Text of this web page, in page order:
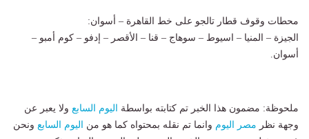
محطات وقوف قطار تالجو على خط القاهرة – أسوان:
الجيزة – المنيا – اسيوط – سوهاج – قنا – الأقصر – إدفو – كوم أمبو –
أسوان.
ملحوظة: مضمون هذا الخبر تم كتابته بواسطة اليوم السابع ولا يعبر عن
وجهة نظر مصر اليوم وانما تم نقله بمحتواه كما هو من اليوم السابع ونحن